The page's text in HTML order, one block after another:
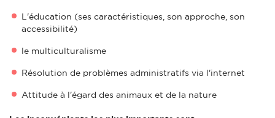
L'éducation (ses caractéristiques, son approche, son
accessibilité)
le multiculturalisme
Résolution de problèmes administratifs via l'internet
Attitude à l'égard des animaux et de la nature